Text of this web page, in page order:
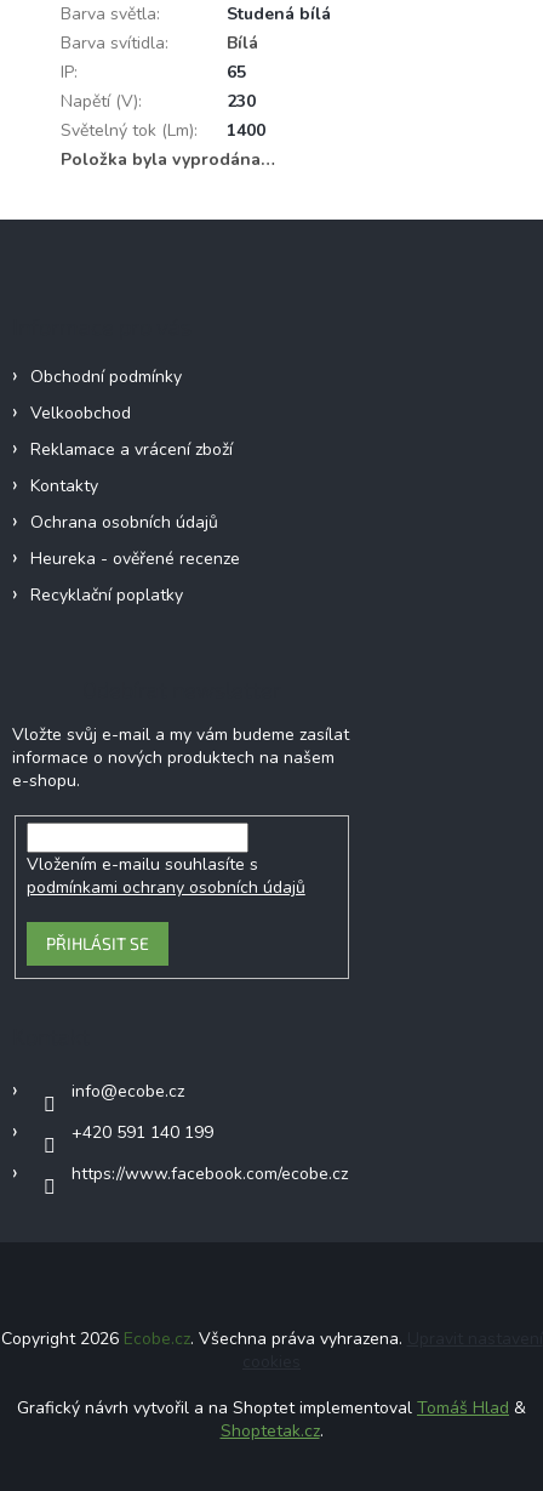
Barva světla:
Studená bílá
Barva svítidla:
Bílá
IP:
65
Napětí (V):
230
Světelný tok (Lm):
1400
Položka byla vyprodána…
Obchodní podmínky
Velkoobchod
Reklamace a vrácení zboží
Kontakty
Ochrana osobních údajů
Heureka - ověřené recenze
Recyklační poplatky
Vložte svůj e-mail a my vám budeme zasílat
informace o nových produktech na našem
e-shopu.
Vložením e-mailu souhlasíte s
podmínkami ochrany osobních údajů
PŘIHLÁSIT SE
info@ecobe.cz
+420 591 140 199
https://www.facebook.com/ecobe.cz
Copyright 2026 Ecobe.cz. Všechna práva vyhrazena.
Grafický návrh vytvořil a na Shoptet implementoval Tomáš Hlad &
Shoptetak.cz.